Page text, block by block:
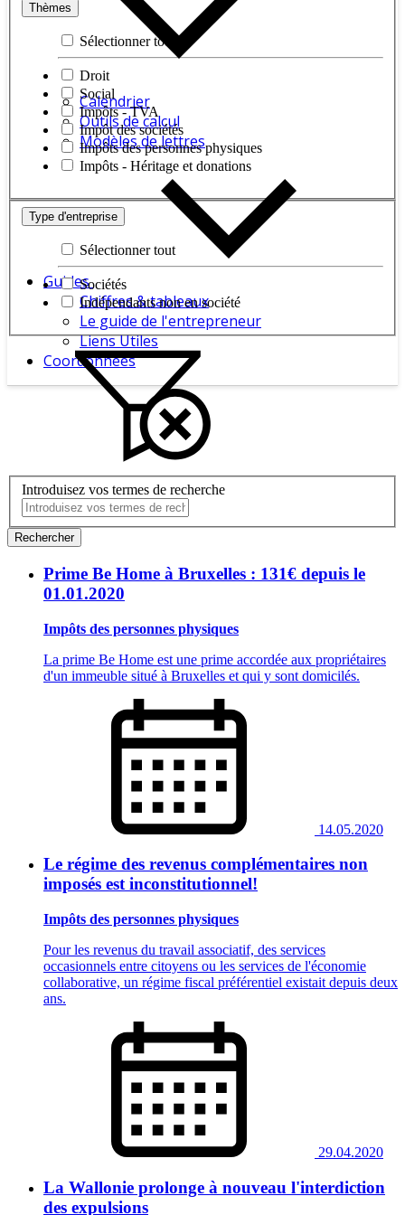
Calendrier
Outils de calcul
Modèles de lettres
Guides
Chiffres & tableaux
Le guide de l'entrepreneur
Liens Utiles
Coordonnées
Thèmes
Sélectionner tout
Droit
Social
Impôts - TVA
Impôt des sociétés
Impôts des personnes physiques
Impôts - Héritage et donations
Type d'entreprise
Sélectionner tout
Sociétés
Indépendants non en société
Introduisez vos termes de recherche
Rechercher
Prime Be Home à Bruxelles : 131€ depuis le
01.01.2020
Impôts des personnes physiques
La prime Be Home est une prime accordée aux propriétaires
d'un immeuble situé à Bruxelles et qui y sont domicilés.
14.05.2020
Le régime des revenus complémentaires non
imposés est inconstitutionnel!
Impôts des personnes physiques
Pour les revenus du travail associatif, des services
occasionnels entre citoyens ou les services de l'économie
collaborative, un régime fiscal préférentiel existait depuis deux
ans.
29.04.2020
La Wallonie prolonge à nouveau l'interdiction
des expulsions